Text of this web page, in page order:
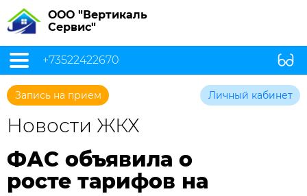
ООО "Вертикаль
Сервис"
+73522422670
Запись на прием Личный кабинет
Новости ЖКХ
ФАС объявила о
росте тарифов на